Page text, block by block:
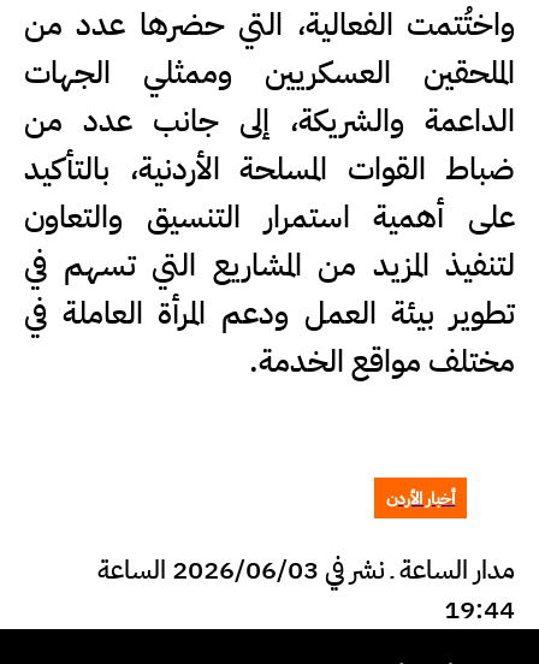
واختُتمت الفعالية، التي حضرها عدد من
الملحقين العسكريين وممثلي الجهات
الداعمة والشريكة، إلى جانب عدد من
ضباط القوات المسلحة الأردنية، بالتأكيد
على أهمية استمرار التنسيق والتعاون
لتنفيذ المزيد من المشاريع التي تسهم في
تطوير بيئة العمل ودعم المرأة العاملة في
مختلف مواقع الخدمة.
أخبار الأردن
مدار الساعة ـ نشر في 2026/06/03 الساعة
19:44